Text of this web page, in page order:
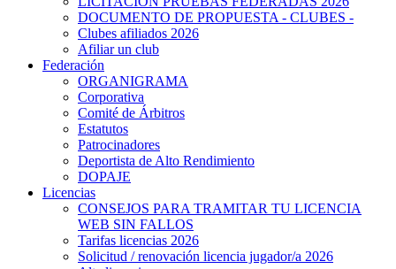
DOCUMENTO DE PROPUESTA - CLUBES -
Clubes afiliados 2026
Afiliar un club
Federación
ORGANIGRAMA
Corporativa
Comité de Árbitros
Estatutos
Patrocinadores
Deportista de Alto Rendimiento
DOPAJE
Licencias
CONSEJOS PARA TRAMITAR TU LICENCIA
WEB SIN FALLOS
Tarifas licencias 2026
Solicitud / renovación licencia jugador/a 2026